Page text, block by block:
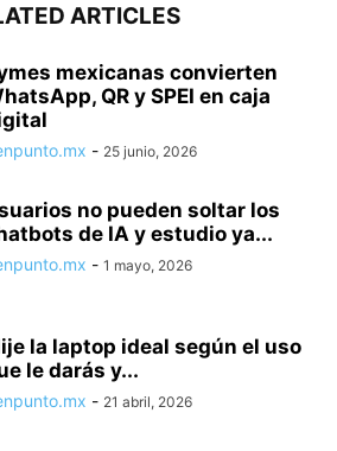
ARTICLES
mexicanas convierten
QR y SPEI en caja
- 25 junio, 2026
no pueden soltar los
de IA y estudio ya...
- 1 mayo, 2026
la laptop ideal según el uso
le darás y...
- 21 abril, 2026